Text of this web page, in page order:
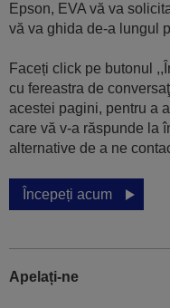
Epson, EVA vă va
vă va ghida de-a lungul
Faceți click pe butonul
cu fereastra de
acestei pagini, pentru a
care vă v-a răspunde la
alternative de a ne
Începeți acum
Apelați-ne